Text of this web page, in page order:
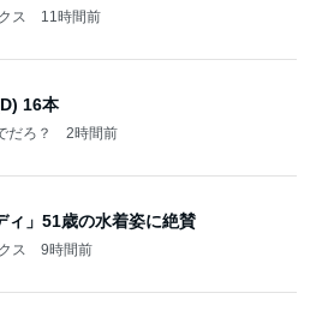
ス 11時間前
16本
だろ？ 2時間前
ィ」51歳の水着姿に絶賛
ス 9時間前